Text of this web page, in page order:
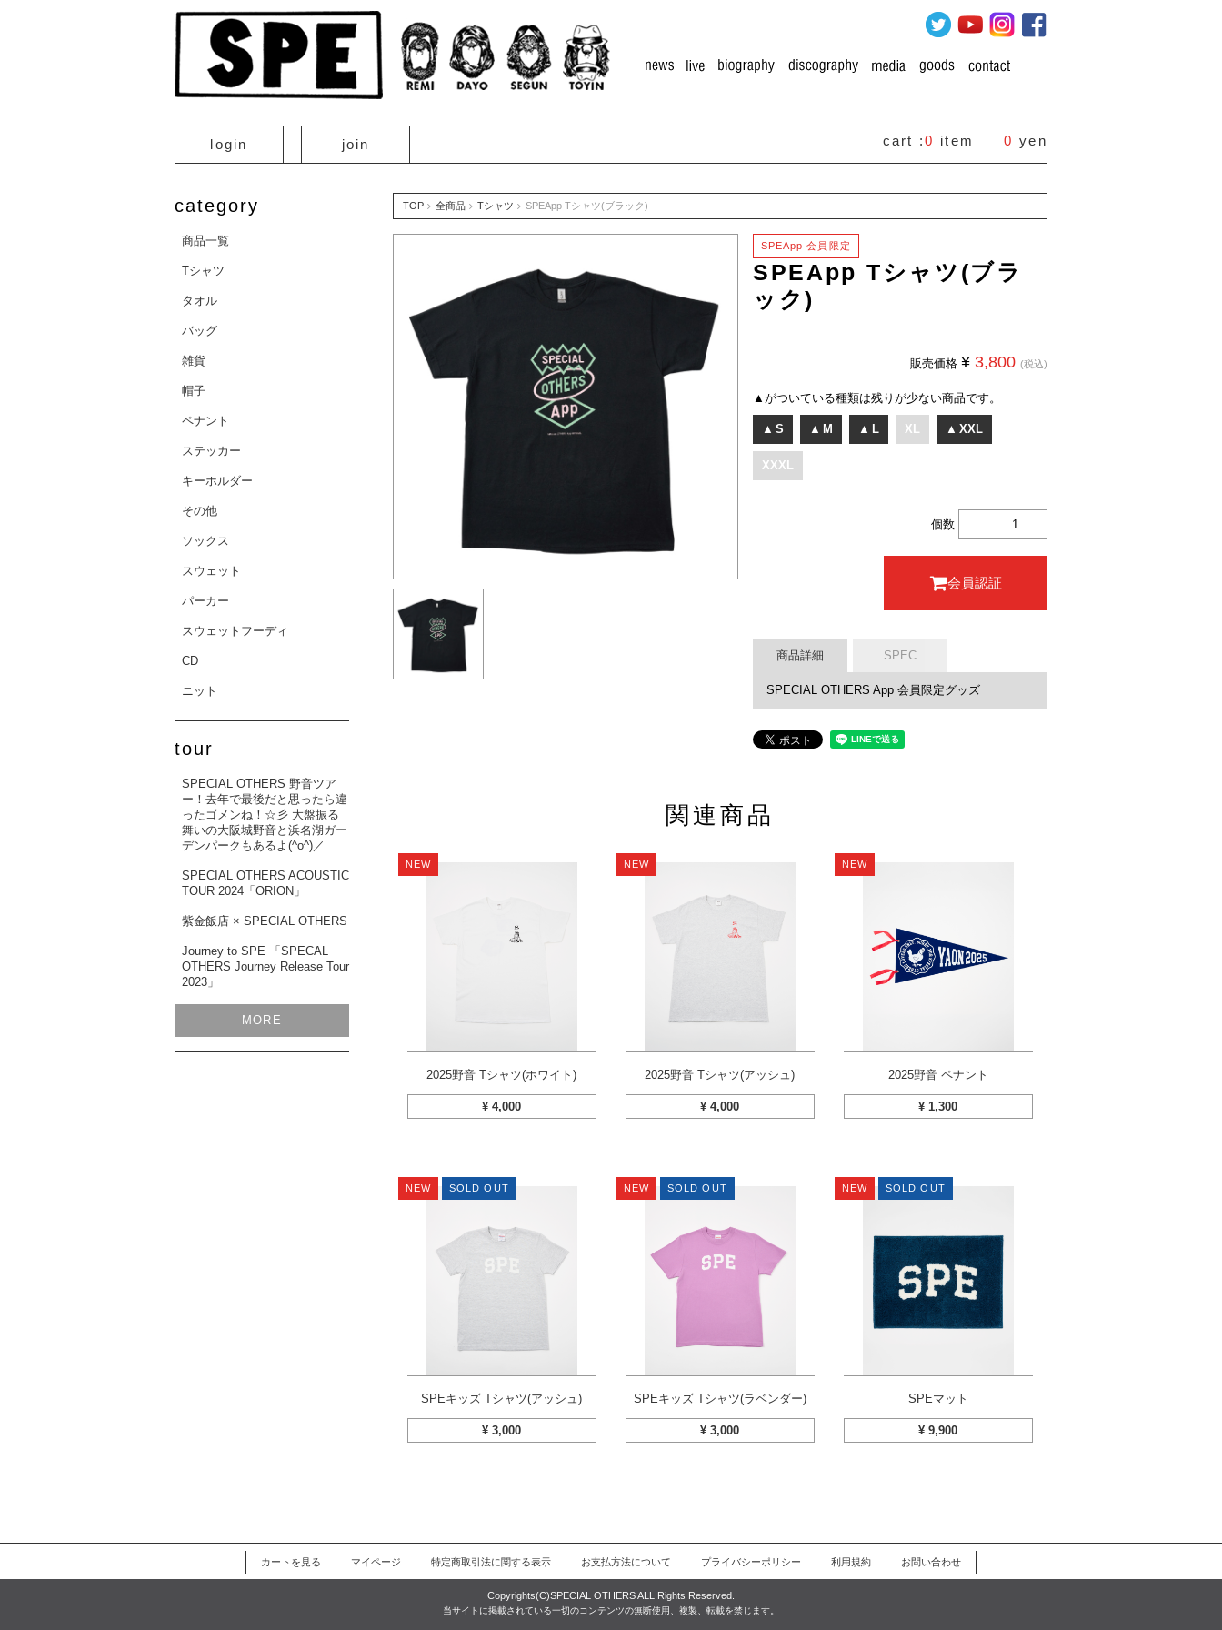
login join cart :0 item 0 yen
category
商品一覧
Tシャツ
タオル
バッグ
雑貨
帽子
ペナント
ステッカー
キーホルダー
その他
ソックス
スウェット
パーカー
スウェットフーディ
CD
ニット
tour
SPECIAL OTHERS 野音ツア
ー！去年で最後だと思ったら違
ったゴメンね！☆彡 大盤振る
舞いの大阪城野音と浜名湖ガー
デンパークもあるよ(^o^)／
SPECIAL OTHERS ACOUSTIC
TOUR 2024「ORION」
紫金飯店 × SPECIAL OTHERS
Journey to SPE 「SPECAL
OTHERS Journey Release Tour
2023」
MORE
TOP 全商品 Tシャツ SPEApp Tシャツ(ブラック)
SPEApp 会員限定
SPEApp Tシャツ(ブラ
ック)
販売価格 ¥ 3,800 (税込)
▲ がついている種類は残りが少ない商品です。
▲ S ▲ M ▲ L XL ▲ XXL
XXXL
個数
会員認証
商品詳細 SPEC
SPECIAL OTHERS App 会員限定グッズ
関連商品
NEW
2025野音 Tシャツ(ホワイト)
¥4,000
NEW
2025野音 Tシャツ(アッシュ)
¥4,000
NEW
2025野音 ペナント
¥ 1,300
NEW SOLD OUT
SPEキッズ Tシャツ(アッシュ)
¥3,000
NEW SOLD OUT
SPEキッズ Tシャツ(ラベンダー)
¥3,000
NEW SOLD OUT
SPEマット
¥9,900
カートを見る マイページ 特定商取引法に関する表示 お支払方法について プライバシーポリシー 利用規約 お問い合わせ
Copyrights(C)SPECIAL OTHERS ALL Rights Reserved.
当サイトに掲載されている一切のコンテンツの無断使用、複製、転載を禁じます。